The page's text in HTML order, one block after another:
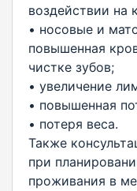
воздействии на
• носовые и
повышенная
чистке зубов;
• увеличение
• повышенная
• потеря веса.
Также
при
проживания в